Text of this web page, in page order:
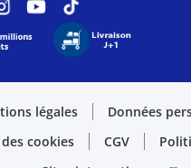
légales
Données
cookies
CGV